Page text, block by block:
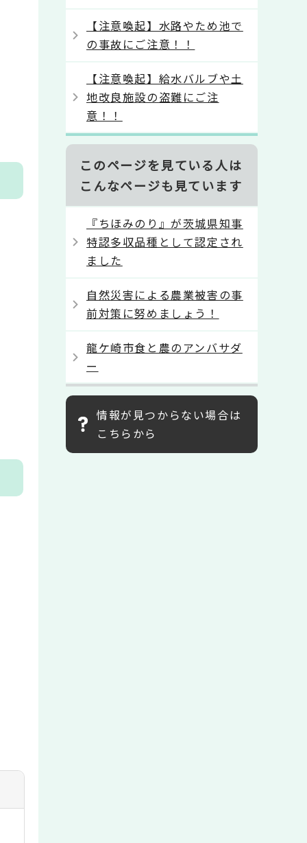
【注意喚起】水路やため池で
の事故にご注意！！
【注意喚起】給水バルブや土
地改良施設の盗難にご注
意！！
このページを見ている人は
こんなページも見ています
『ちほみのり』が茨城県知事
特認多収品種として認定され
ました
自然災害による農業被害の事
前対策に努めましょう！
龍ケ崎市食と農のアンバサダ
ー
情報が見つからない場合は
こちらから